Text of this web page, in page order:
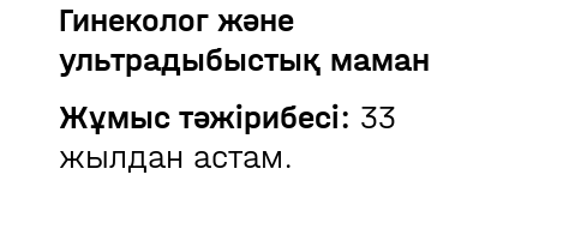
Гинеколог және
ультрадыбыстық маман
Жұмыс тәжірибесі: 33
жылдан астам.